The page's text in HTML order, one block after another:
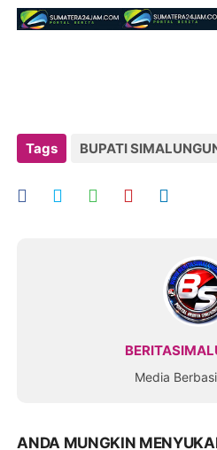
Tags BUPATI
Media
ANDA MUNGKIN